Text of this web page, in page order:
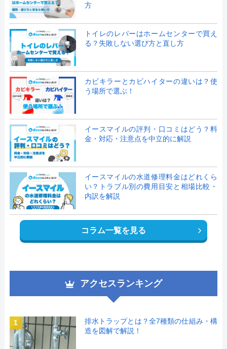
方
トイレのレバーはホームセンターで買え
る？失敗しない選び方と直し方
カビキラーとカビハイターの違いは？使
う場所で選ぶ！
イースマイルの評判・口コミはどう？料
金・対応・注意点を中立的に解説
イースマイルの水道修理料金はどれくら
い？トラブル別の費用目安と相場比較・
内訳を解説
コラム一覧を見る
アクセスランキング
1
排水トラップとは？全7種類の仕組み・構
造を図解で解説！